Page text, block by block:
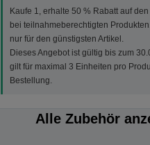
Kaufe 1, erhalte 50 % Rabatt auf den
bei teilnahmeberechtigten
nur für den günstigsten Artikel.
Dieses Angebot ist gültig bis zum
gilt für maximal 3 Einheiten pro
Bestellung.
Alle Zubehör